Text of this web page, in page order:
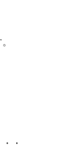
・